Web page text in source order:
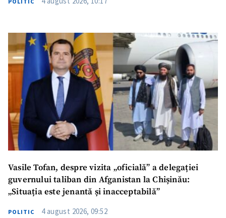
Vasile Tofan, despre vizita „oficială” a delegației
guvernului taliban din Afganistan la Chișinău:
„Situația este jenantă și inacceptabilă”
POLITIC 4 august 2026, 09:52